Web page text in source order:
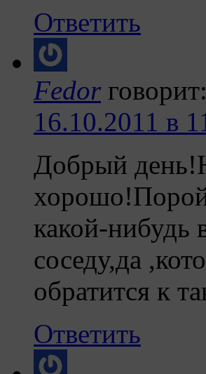
Ответить
Fedor говорит:
16.10.2011 в
Добрый
какой-нибудь
соседу,да
обратится к
Ответить